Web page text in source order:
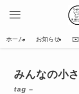
ホーム お知らせ ✉️
みんなの小
tag –